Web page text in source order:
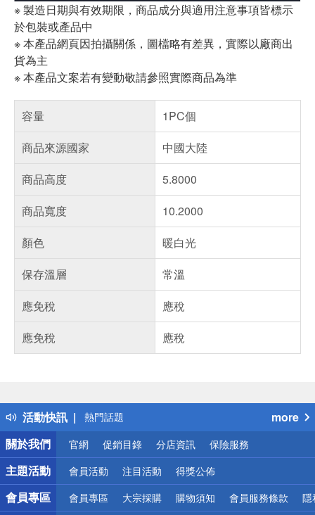
※ 製造日期與有效期限，商品成分與適用注意事項皆標示
於包裝或產品中
※ 本產品網頁因拍攝關係，圖檔略有差異，實際以廠商出
貨為主
※ 本產品文案若有變動敬請參照實際商品為準
容量
1PC個
商品來源國家
中國大陸
商品高度
5.8000
商品寬度
10.2000
顏色
暖白光
保存溫層
常溫
應免稅
應稅
應免稅
應稅
活動快訊
得獎公告
熱門話題
銀行優惠
偏遠地區配送
詐騙網頁！請小心！
more
關於我們
官網 促銷目錄 分店資訊 保險服務
主題活動 會員活動 注目活動 得獎公佈
會員專區 會員專區 大宗採購 購物須知 會員服務條款 隱